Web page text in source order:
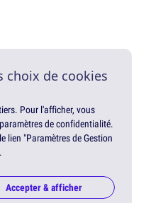
choix de cookies
Pour l'afficher, vous
de confidentialité.
lien "Paramètres de Gestion
Accepter & afficher